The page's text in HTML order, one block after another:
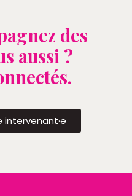
des
aussi ?
intervenant·e